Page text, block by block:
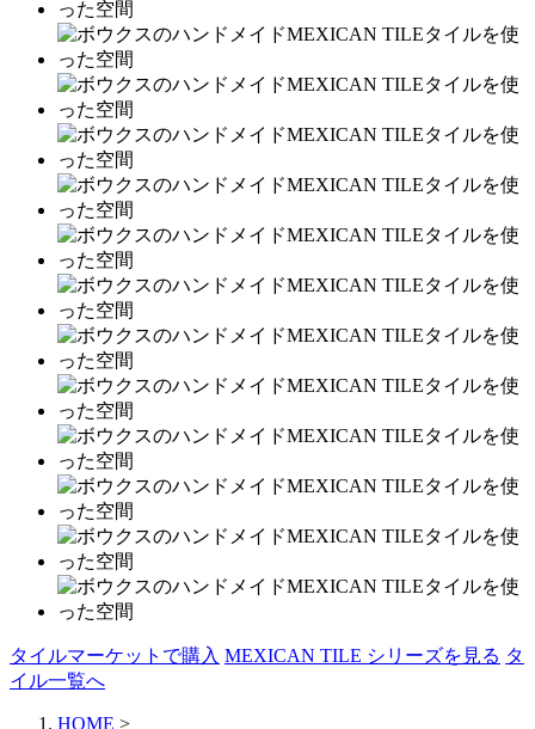
タイルマーケットで購入 MEXICAN TILE シリーズを見る タ
イル一覧へ
HOME >